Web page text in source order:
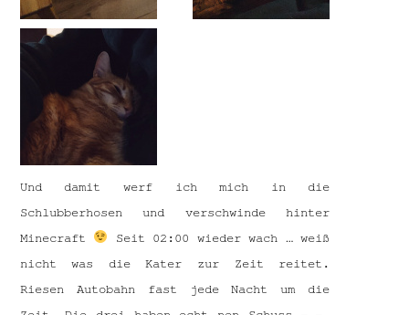
Und damit werf ich mich in die
Schlubberhosen und verschwinde hinter
Minecraft
Seit 02:00 wieder wach … weiß
nicht was die Kater zur Zeit reitet.
Riesen Autobahn fast jede Nacht um die